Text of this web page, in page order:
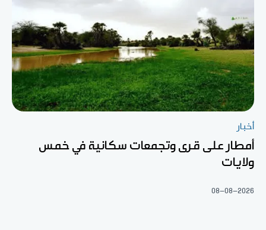
أخبار
أمطار على قرى وتجمعات سكانية في خمس
ولايات
08-08-2026